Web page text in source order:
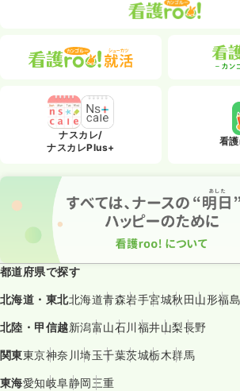
ナスカレ/
ナスカレPlus+
看
都道府県で探す
北海道・東北北海道青森岩手宮城秋田山形福島
北陸・甲信越新潟富山石川福井山梨長野
関東東京神奈川埼玉千葉茨城栃木群馬
東海愛知岐阜静岡三重